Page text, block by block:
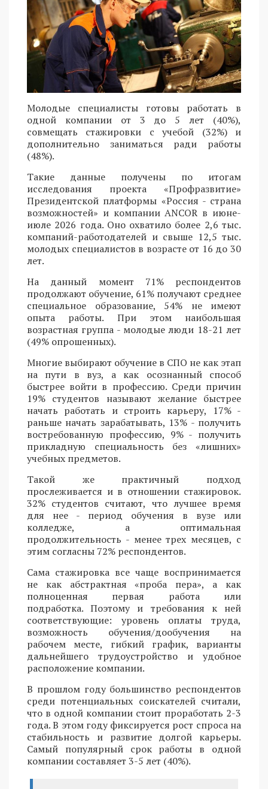
Молодые специалисты готовы работать в
одной компании от 3 до 5 лет (40%),
совмещать стажировки с учебой (32%) и
дополнительно заниматься ради работы
(48%).
Такие данные получены по итогам
исследования проекта «Профразвитие»
Президентской платформы «Россия - страна
возможностей» и компании ANCOR в июне-
июле 2026 года. Оно охватило более 2,6 тыс.
компаний-работодателей и свыше 12,5 тыс.
молодых специалистов в возрасте от 16 до 30
лет.
На данный момент 71% респондентов
продолжают обучение, 61% получают среднее
специальное образование, 54% не имеют
опыта работы. При этом наибольшая
возрастная группа - молодые люди 18-21 лет
(49% опрошенных).
Многие выбирают обучение в СПО не как этап
на пути в вуз, а как осознанный способ
быстрее войти в профессию. Среди причин
19% студентов называют желание быстрее
начать работать и строить карьеру, 17% -
раньше начать зарабатывать, 13% - получить
востребованную профессию, 9% - получить
прикладную специальность без «лишних»
учебных предметов.
Такой же практичный подход
прослеживается и в отношении стажировок.
32% студентов считают, что лучшее время
для нее - период обучения в вузе или
колледже, а оптимальная
продолжительность - менее трех месяцев, с
этим согласны 72% респондентов.
Сама стажировка все чаще воспринимается
не как абстрактная «проба пера», а как
полноценная первая работа или
подработка. Поэтому и требования к ней
соответствующие: уровень оплаты труда,
возможность обучения/дообучения на
рабочем месте, гибкий график, варианты
дальнейшего трудоустройство и удобное
расположение компании.
В прошлом году большинство респондентов
среди потенциальных соискателей считали,
что в одной компании стоит проработать 2-3
года. В этом году фиксируется рост спроса на
стабильность и развитие долгой карьеры.
Самый популярный срок работы в одной
компании составляет 3-5 лет (40%).